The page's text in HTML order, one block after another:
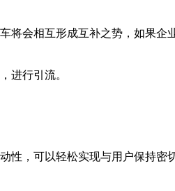
会相互形成互补之势，如果企
进行引流。
，可以轻松实现与用户保持密